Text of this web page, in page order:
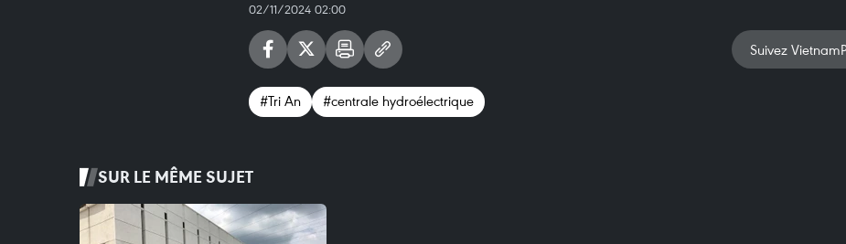
02/11/2024 02:00
Suivez
#Tri An #centrale hydroélectrique
SUR LE MÊME SUJET